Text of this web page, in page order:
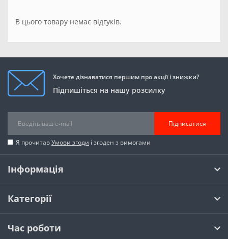
В цього товару немає відгуків.
Хочете дізнаватися першим про акції і знижки?
Підпишіться на нашу розсилку
Підписатися
Я прочитавУмови згоди і згоден з вимогами
Інформація
Категорії
Час роботи